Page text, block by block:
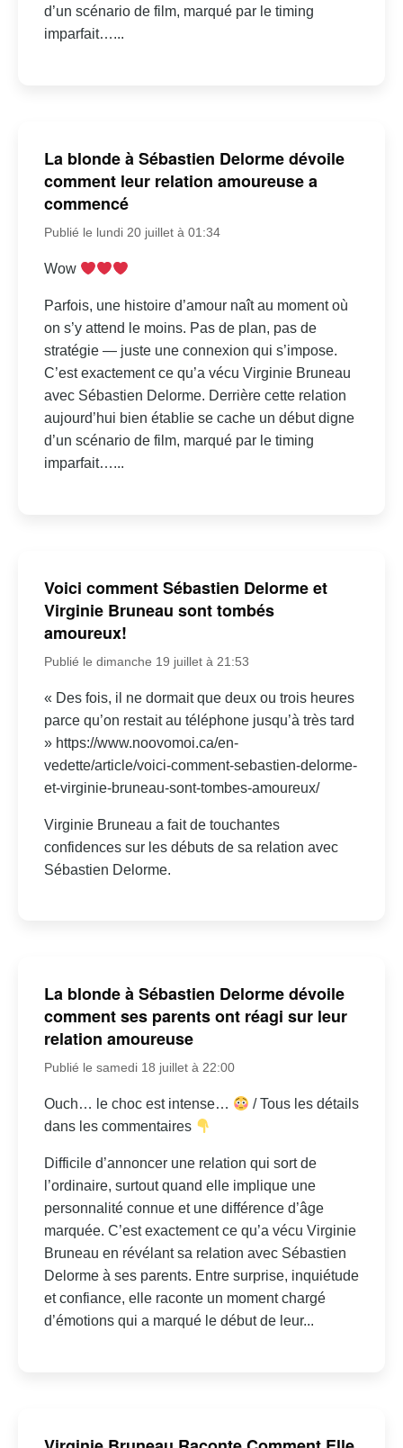
d’un scénario de film, marqué par le timing
imparfait…...
La blonde à Sébastien Delorme dévoile
comment leur relation amoureuse a
commencé
Publié le lundi 20 juillet à 01:34
Wow
Parfois, une histoire d’amour naît au moment où
on s’y attend le moins. Pas de plan, pas de
stratégie — juste une connexion qui s’impose.
C’est exactement ce qu’a vécu Virginie Bruneau
avec Sébastien Delorme. Derrière cette relation
aujourd’hui bien établie se cache un début digne
d’un scénario de film, marqué par le timing
imparfait…...
Voici comment Sébastien Delorme et
Virginie Bruneau sont tombés
amoureux!
Publié le dimanche 19 juillet à 21:53
« Des fois, il ne dormait que deux ou trois heures
parce qu’on restait au téléphone jusqu’à très tard
» https://www.noovomoi.ca/en-
vedette/article/voici-comment-sebastien-delorme-
et-virginie-bruneau-sont-tombes-amoureux/
Virginie Bruneau a fait de touchantes
confidences sur les débuts de sa relation avec
Sébastien Delorme.
La blonde à Sébastien Delorme dévoile
comment ses parents ont réagi sur leur
relation amoureuse
Publié le samedi 18 juillet à 22:00
Ouch… le choc est intense…
/ Tous les détails
dans les commentaires
Difficile d’annoncer une relation qui sort de
l’ordinaire, surtout quand elle implique une
personnalité connue et une différence d’âge
marquée. C’est exactement ce qu’a vécu Virginie
Bruneau en révélant sa relation avec Sébastien
Delorme à ses parents. Entre surprise, inquiétude
et confiance, elle raconte un moment chargé
d’émotions qui a marqué le début de leur...